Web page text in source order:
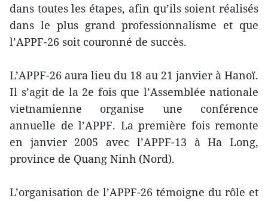
dans toutes les étapes, afin qu’ils soient réalisés
dans le plus grand professionnalisme et que
l’APPF-26 soit couronné de succès.
L’APPF-26 aura lieu du 18 au 21 janvier à Hanoï.
Il s’agit de la 2e fois que l’Assemblée nationale
vietnamienne organise une conférence
annuelle de l’APPF. La première fois remonte
en janvier 2005 avec l’APPF-13 à Ha Long,
province de Quang Ninh (Nord).
L’organisation de l’APPF-26 témoigne du rôle et